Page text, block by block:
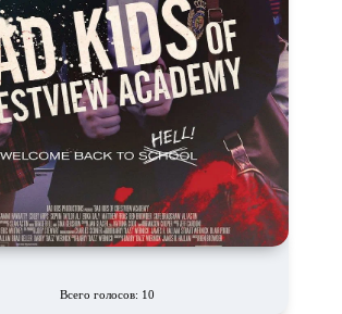
Про апокалипсис
Про богатых
Про ведьм
Про выживание
Про гонки
Про динозавров
Про инопланетян
Всего голосов: 10